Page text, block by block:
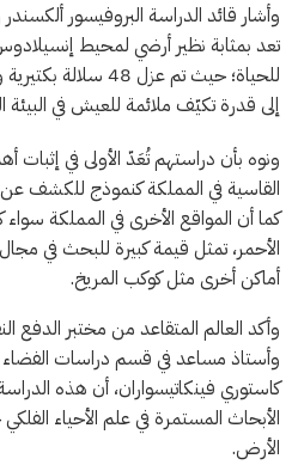
وأشار قائد الدراسة البروفيسور
تعد بمثابة نظير أرضي لمحيط
للحياة؛ حيث تم عزل
إلى قدرة تكيّف ملائمة للعيش في
ونوه بأن دراستهم تُعَدّ الأولى في إثبات
القاسية في المملكة كنموذج للكشف
كما أن المواقع الأخرى في المملكة سواء
الأحمر، تمثل قيمة كبيرة للبحث في
أماكن أخرى مثل كوكب المريخ.
وأكد العالم المتقاعد من مختبر الدفع
وأستاذ مساعد في قسم دراسات الفضاء
كاستوري فينكاتيسواران، أن هذه
الأبحاث المستمرة في علم الأحياء
الأرض.